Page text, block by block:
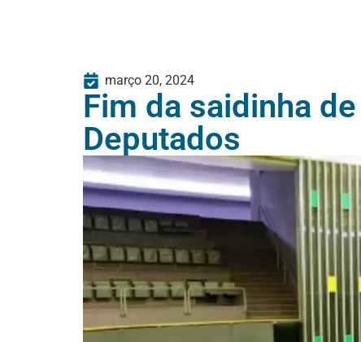
março 20, 2024
Fim da saidinha
Deputados